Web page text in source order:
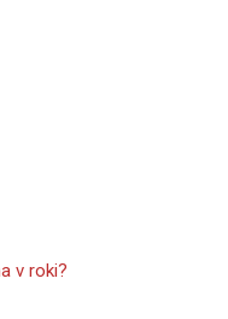
v roki?